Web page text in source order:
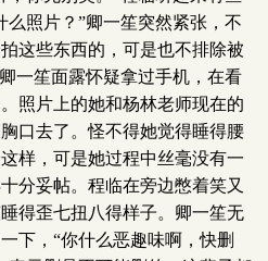
么照片？”卿一笙突然紧张，不
这些东西的，可是也不排除被
一笙面露怀疑拿过手机，在看
照片上的她和杨林老师现在的
口去了。怪不得她觉得睡得腰
样，可是她过程中丝毫没有一
分妥帖。程临在旁边憋着笑又
得歪七扭八得样子。卿一笙无
下，“你什么恶趣味啊，快删